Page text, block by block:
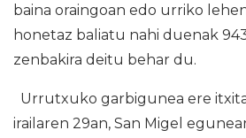
baina oraingoan edo urriko
honetaz baliatu nahi duenak
zenbakira deitu behar du.
Urrutxuko garbigunea ere
irailaren 29an, San Migel